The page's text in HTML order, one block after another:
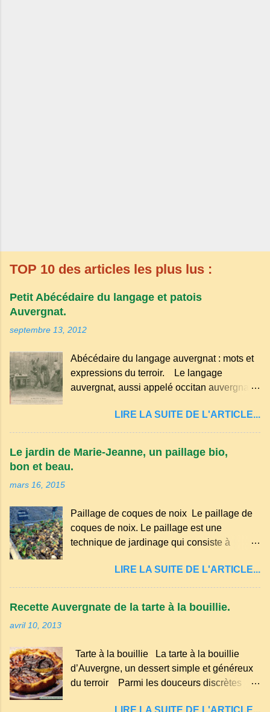
TOP 10 des articles les plus lus :
Petit Abécédaire du langage et patois
Auvergnat.
septembre 13, 2012
Abécédaire du langage auvergnat : mots et
expressions du terroir. Le langage
auvergnat, aussi appelé occitan auvergnat ,
principalement en Auvergne et dans
certaines parties du Massif central . Il
et est classé parmi les dialectes du nord-
Par exemple, on trouve des mots typiques
comme "agourer" (s'accroupir) ou "aze"
(âne, utilisé aussi pour désigner quelqu'un
Auvergne particulièrement du Puy-de-
Dôme . A Adrillier : arbres de la famille...
LIRE LA SUITE DE L'ARTICLE...
Le jardin de Marie-Jeanne, un paillage bio,
bon et beau.
mars 16, 2015
Paillage de coques de noix Le paillage de
coques de noix. Le paillage est une
technique de jardinage qui consiste à
organiques, minéraux ou synthétiques pour
le protéger et améliorer sa fertilité. Il
présente plusieurs avantages : Réduction
des arrosages : Le paillage limite
empêche la lumière d'atteindre le sol, ce qui
freine la germination des adventices.
Protection contre les intempéries : Il
LIRE LA SUITE DE L'ARTICLE...
Recette Auvergnate de la tarte à la bouillie.
avril 10, 2013
Tarte à la bouillie La tarte à la bouillie
d’Auvergne, un dessert simple et généreux
du terroir Parmi les douceurs discrètes
LIRE LA SUITE DE L'ARTICLE...